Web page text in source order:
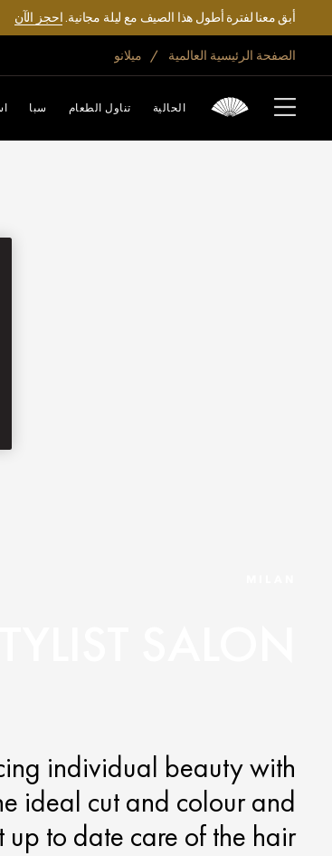
أبق معنا لفترة أطول هذا الصيف مع ليلة مجانية.احجز الآن
الصفحة الرئيسية العالمية ميلانو
الحالية تناول الطعام سبا
individual beauty with
ideal cut and colour and
to date care of the hair.